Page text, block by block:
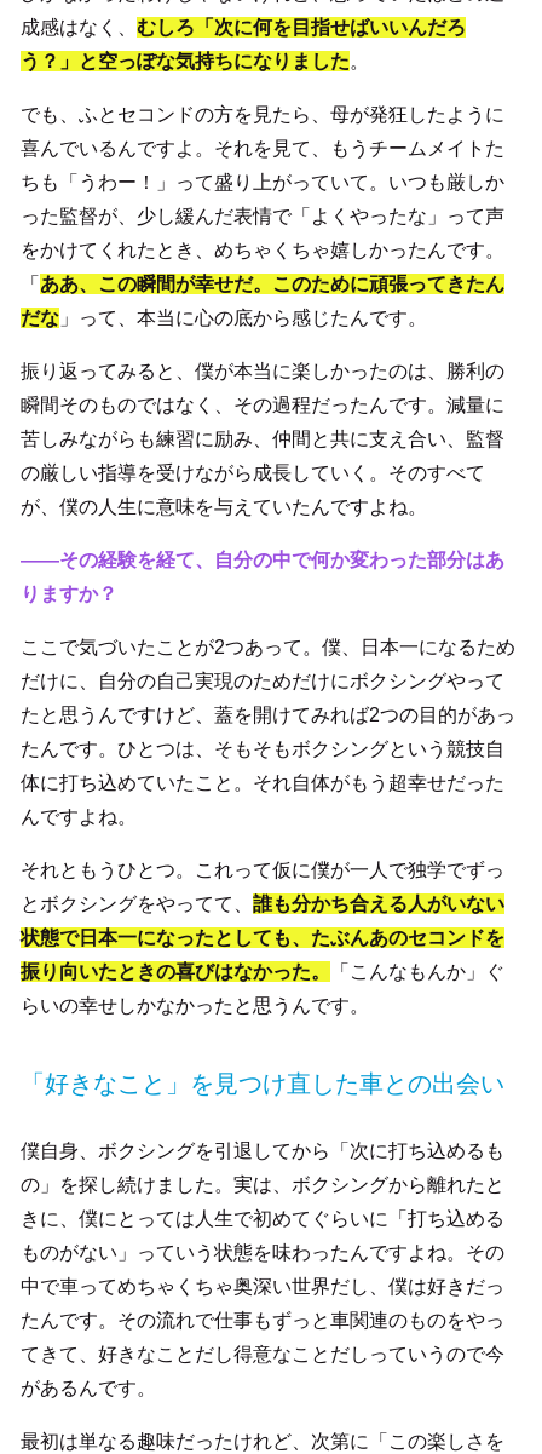
成感はなく、 むしろ「次に何を目指せばいいんだろ
う？」と空っぽな気持ちになりました。
でも、ふとセコンドの方を見たら、母が発狂したように
喜んでいるんですよ。それを見て、もうチームメイトた
ちも「うわー！」って盛り上がっていて。いつも厳しか
った監督が、少し緩んだ表情で「よくやったな」って声
をかけてくれたとき、めちゃくちゃ嬉しかったんです。
「 ああ、この瞬間が幸せだ。このために頑張ってきたん
だな」って、本当に心の底から感じたんです。
振り返ってみると、僕が本当に楽しかったのは、勝利の
瞬間そのものではなく、その過程だったんです。減量に
苦しみながらも練習に励み、仲間と共に支え合い、監督
の厳しい指導を受けながら成長していく。そのすべて
が、僕の人生に意味を与えていたんですよね。
――その経験を経て、自分の中で何か変わった部分はあ
りますか？
ここで気づいたことが2つあって。僕、日本一になるため
だけに、自分の自己実現のためだけにボクシングやって
たと思うんですけど、蓋を開けてみれば2つの目的があっ
たんです。ひとつは、そもそもボクシングという競技自
体に打ち込めていたこと。それ自体がもう超幸せだった
んですよね。
それともうひとつ。これって仮に僕が一人で独学でずっ
とボクシングをやってて、 誰も分かち合える人がいない
状態で日本一になったとしても、たぶんあのセコンドを
振り向いたときの喜びはなかった。
「こんなもんか」ぐ
らいの幸せしかなかったと思うんです。
「好きなこと」を見つけ直した車との出会い
僕自身、ボクシングを引退してから「次に打ち込めるも
の」を探し続けました。実は、ボクシングから離れたと
きに、僕にとっては人生で初めてぐらいに「打ち込める
ものがない」っていう状態を味わったんですよね。その
中で車ってめちゃくちゃ奥深い世界だし、僕は好きだっ
たんです。その流れで仕事もずっと車関連のものをやっ
てきて、好きなことだし得意なことだしっていうので今
があるんです。
最初は単なる趣味だったけれど、次第に「この楽しさを